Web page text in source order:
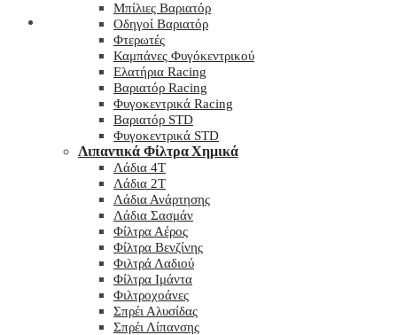
My wishlist
Μπίλιες Βαριατόρ
Οδηγοί Βαριατόρ
Φτερωτές
Καμπάνες Φυγόκεντρικού
Ελατήρια Racing
Βαριατόρ Racing
Φυγοκεντρικά Racing
Βαριατόρ STD
Φυγοκεντρικά STD
Λιπαντικά Φίλτρα Χημικά
Λάδια 4T
Λάδια 2T
Λάδια Ανάρτησης
Λάδια Σασμάν
Φίλτρα Αέρος
Φίλτρα Βενζίνης
Φιλτρά Λαδιού
Φίλτρα Ιμάντα
Φιλτροχοάνες
Σπρέι Αλυσίδας
Σπρέι Λίπανσης